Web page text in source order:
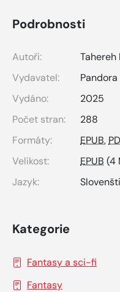
Podrobnosti
Autoři:
Tahereh
Vydavatel:
Pandora
Vydáno:
2025
Počet stran:
288
Formáty:
EPUB,
Velikost:
EPUB (4
Jazyk:
Kategorie
Fantasy a sci-fi
Fantasy